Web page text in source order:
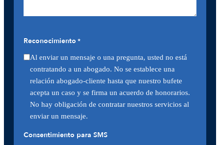
Reconocimiento *
Al enviar un mensaje o una pregunta, usted no está
contratando a un abogado. No se establece una
relación abogado-cliente hasta que nuestro bufete
acepta un caso y se firma un acuerdo de honorarios.
No hay obligación de contratar nuestros servicios al
enviar un mensaje.
Consentimiento para SMS